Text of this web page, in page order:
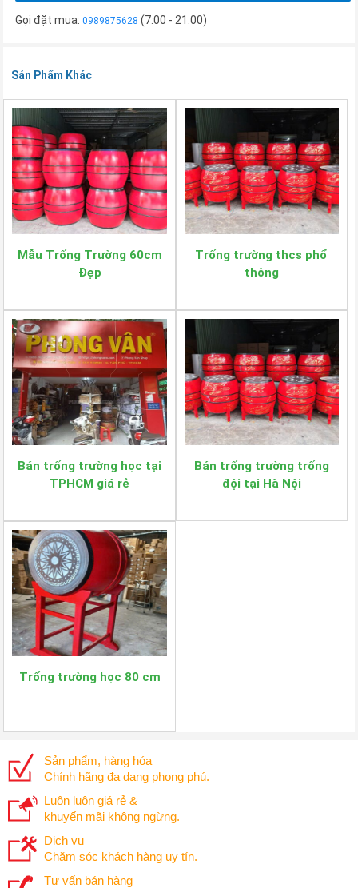
Gọi đặt mua:0989875628 (7:00 - 21:00)
Sản Phẩm Khác
Mẫu Trống Trường 60cm
Đẹp
Trống trường thcs phổ
thông
Bán trống trường học tại
TPHCM giá rẻ
Bán trống trường trống
đội tại Hà Nội
Trống trường học 80 cm
Sản phẩm, hàng hóa
Chính hãng đa dạng phong phú.
Luôn luôn giá rẻ &
khuyến mãi không ngừng.
Dịch vụ
Chăm sóc khách hàng uy tín.
Tư vấn bán hàng